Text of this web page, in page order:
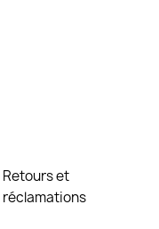
Retours et
réclamations